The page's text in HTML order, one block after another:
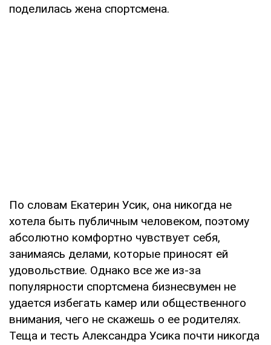
поделилась жена спортсмена.
По словам Екатерин Усик, она никогда не
хотела быть публичным человеком, поэтому
абсолютно комфортно чувствует себя,
занимаясь делами, которые приносят ей
удовольствие. Однако все же из-за
популярности спортсмена бизнесвумен не
удается избегать камер или общественного
внимания, чего не скажешь о ее родителях.
Теща и тесть Александра Усика почти никогда